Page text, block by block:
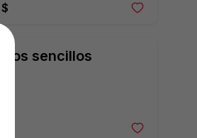
sencillos